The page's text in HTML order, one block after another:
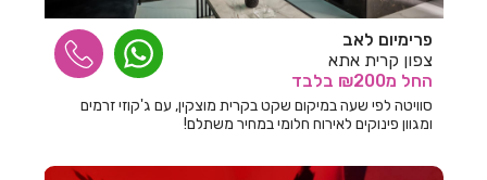
חדרים לפי שעה בהוד השרון
חדרים לפי שעה בהרצליה
חדרים לפי שעה בורד יריחו
חדרים לפי שעה בזיתן
פרימיום לאב
צפון קרית אתא
החל מ₪200 בלבד
סוויטה לפי שעה במיקום שקט בקרית מוצקין, עם ג'קוזי זרמים
ומגוון פינוקים לאירוח חלומי במחיר משתלם!